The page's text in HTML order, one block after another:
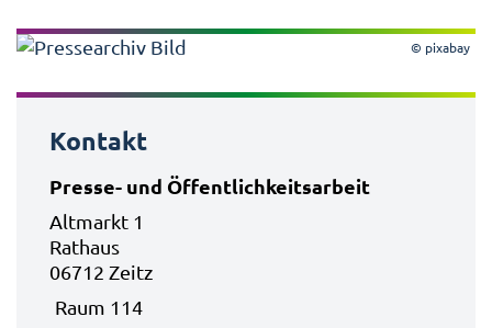
© pixabay
Kontakt
Presse- und Öffentlichkeitsarbeit
Altmarkt 1
Rathaus
06712 Zeitz
Raum 114